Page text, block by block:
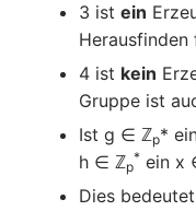
3 ist ein
4 ist kein
Gruppe ist
Ist g ∈ ℤp*
h ∈ ℤp
* ein x
Dies